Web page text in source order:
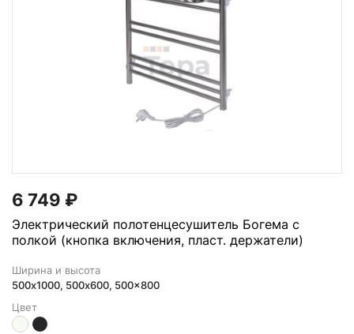
6 749 ₽
Электрический полотенцесушитель Богема с
полкой (кнопка включения, пласт. держатели)
Ширина и высота
500х1000, 500x600, 500x800
Цвет